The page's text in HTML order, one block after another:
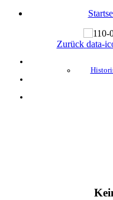
Zurück data-